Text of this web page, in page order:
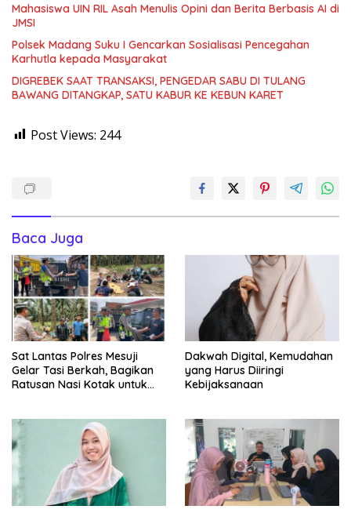
Mahasiswa UIN RIL Asah Menulis Opini dan Berita Berbasis AI di
JMSI
Polsek Madang Suku I Gencarkan Sosialisasi Pencegahan
Karhutla kepada Masyarakat
DIGREBEK SAAT TRANSAKSI, PENGEDAR SABU DI TULANG
BAWANG DITANGKAP, SATU KABUR KE KEBUN KARET
Post Views: 244
Baca Juga
Sat Lantas Polres Mesuji
Gelar Tasi Berkah, Bagikan
Ratusan Nasi Kotak untuk
Dakwah Digital, Kemudahan
yang Harus Diiringi
Kebijaksanaan